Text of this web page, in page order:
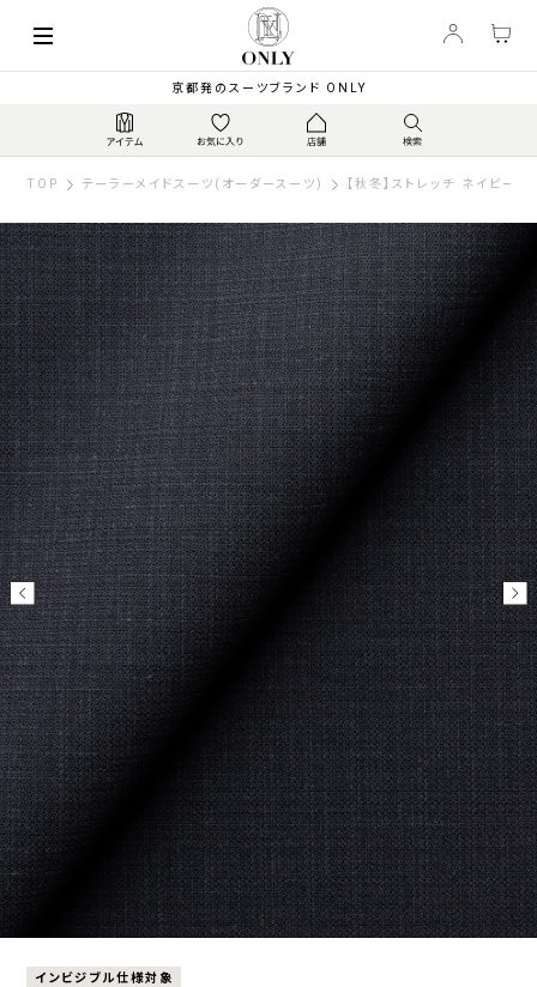
京都発のスーツブランド ONLY
TOP テーラーメイドスーツ(オーダースーツ) 【秋冬】ストレッチ ネイビー柄
インビジブル仕様対象